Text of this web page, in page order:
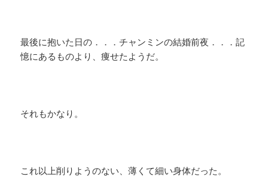
最後に抱いた日の．．．チャンミンの結婚前夜．．．記
憶にあるものより、痩せたようだ。
それもかなり。
これ以上削りようのない、薄くて細い身体だった。